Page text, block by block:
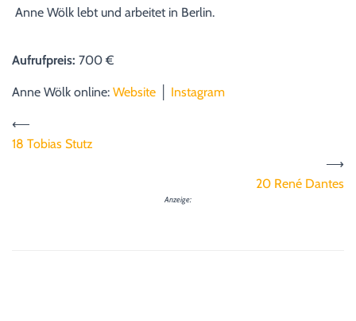
Anne Wölk lebt und arbeitet in Berlin.
Aufrufpreis: 700 €
Anne Wölk online: Website Instagram
⟵
18 Tobias Stutz
⟶
20 René Dantes
Anzeige: